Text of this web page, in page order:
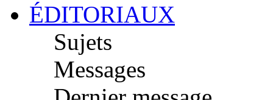
ÉDITORIAUX
Sujets
Messages